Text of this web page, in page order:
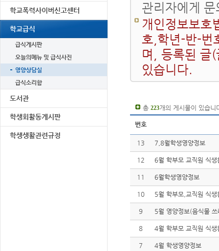
학교폭력사이버신고센터
학교급식
급식게시판
오늘의메뉴 및 급식사진
영양상담실
급식소리함
도서관
학생회활동게시판
학생생활관련규정
관리자에게
개인정보보호
호,학년-반-번
며, 등록된 글
있습니다.
총 223개의 게시물이 있습니
번호
13 7,8월학생영양정보
12 6월 학부모 교직원 식생
11 6월학생영양정보
10 5월 학부모,교직원 식생
9 5월 영양정보(음식물
8 4월 학부모 교직원 식생
7 4월 학생영양정보